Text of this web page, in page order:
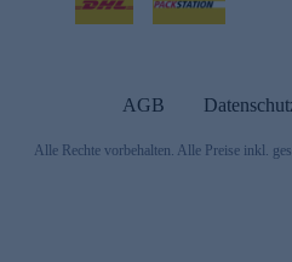
AGB
Alle Rechte vorbehalten. Alle Preise inkl.